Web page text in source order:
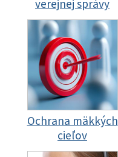
verejnej správy
Ochrana mäkkých
cieľov